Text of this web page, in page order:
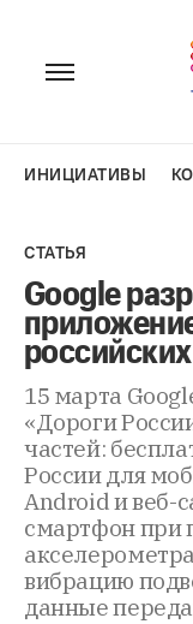
ИНИЦИАТИВЫ
СТАТЬЯ
Google
15 марта
«Дороги
частей:
России для
Android и веб-
смартфон при
вибрацию
данные